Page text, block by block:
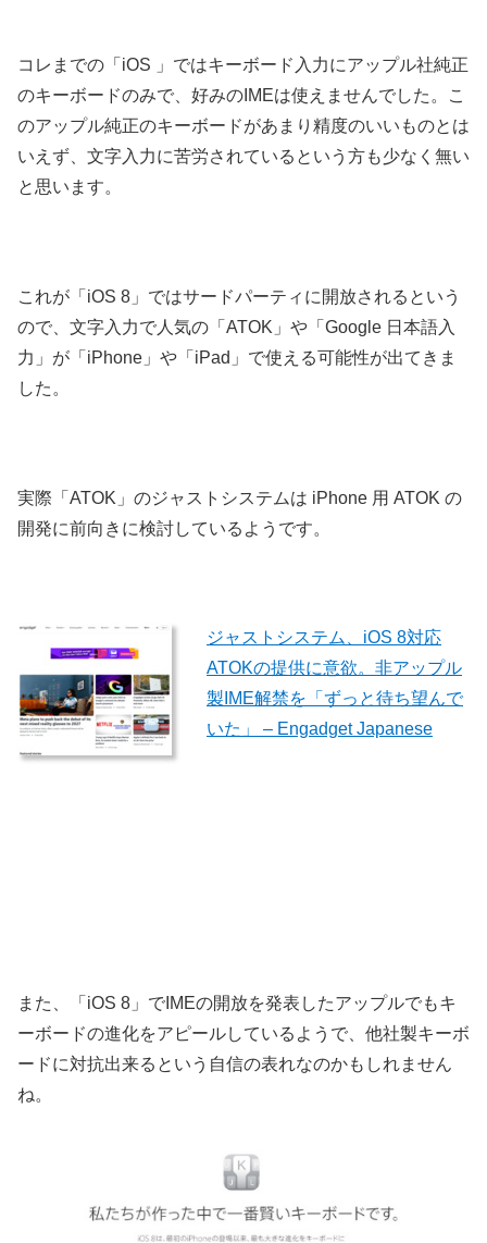
コレまでの「iOS 」ではキーボード入力にアップル社純正
のキーボードのみで、好みのIMEは使えませんでした。こ
のアップル純正のキーボードがあまり精度のいいものとは
いえず、文字入力に苦労されているという方も少なく無い
と思います。
これが「iOS 8」ではサードパーティに開放されるという
ので、文字入力で人気の「ATOK」や「Google 日本語入
力」が「iPhone」や「iPad」で使える可能性が出てきま
した。
実際「ATOK」のジャストシステムは iPhone 用 ATOK の
開発に前向きに検討しているようです。
ジャストシステム、iOS 8対応
ATOKの提供に意欲。非アップル
製IME解禁を「ずっと待ち望んで
いた」 – Engadget Japanese
また、「iOS 8」でIMEの開放を発表したアップルでもキ
ーボードの進化をアピールしているようで、他社製キーボ
ードに対抗出来るという自信の表れなのかもしれません
ね。